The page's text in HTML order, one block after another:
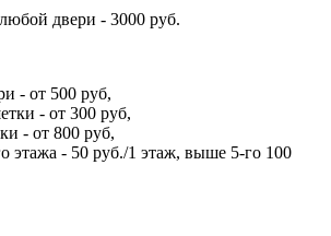
двери - 3000 руб.
- от 500 руб,
- от 300 руб,
- от 800 руб,
этажа - 50 руб./1 этаж, выше 5-го 100